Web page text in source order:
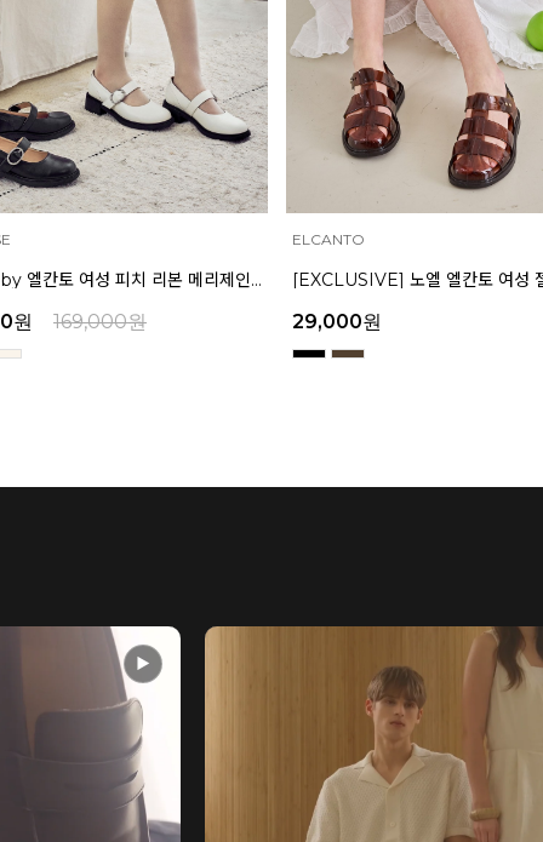
[EXCLUSIVE] 노엘 엘칸토 여성 젤리슈즈 2.3cm LCWW01U626
원
INTENSE
32,900원
▶